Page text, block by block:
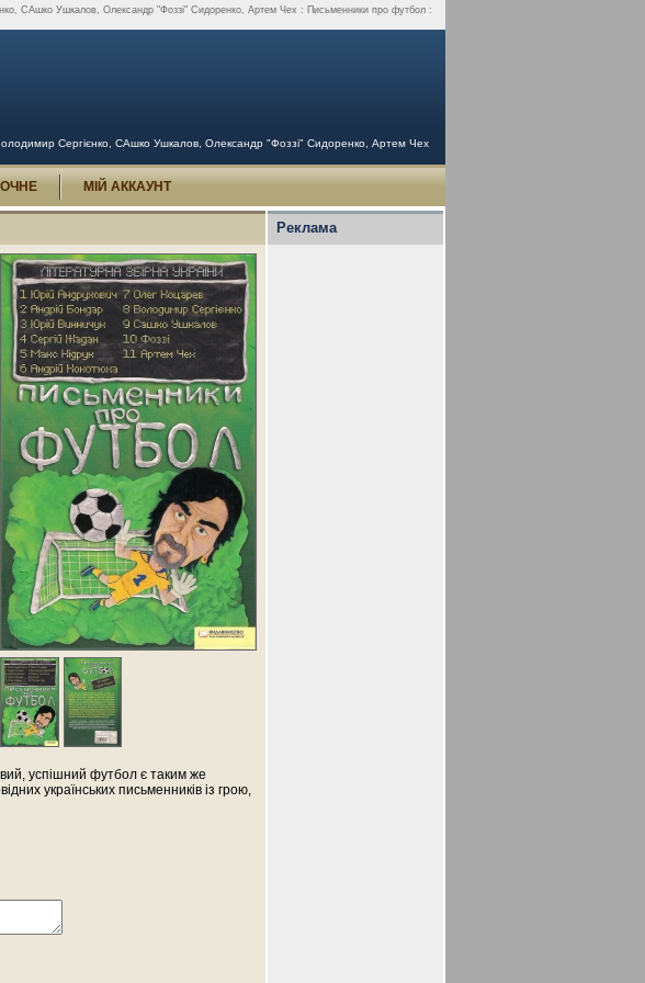
САшко Ушкалов, Олександр "Фоззі" Сидоренко, Артем Чех : Письменники про футбол :
Сергієнко, САшко Ушкалов, Олександр "Фоззі" Сидоренко, Артем Чех
МІЙ АККАУНТ
успішний футбол є таким же
українських письменників із грою,
Реклама